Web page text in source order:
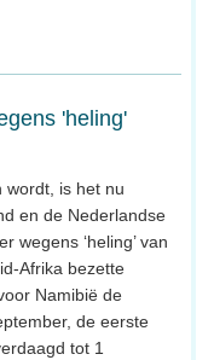
'heling'
wordt, is het nu
en de Nederlandse
wegens ‘heling’ van
Afrika bezette
Namibië de
de eerste
tot 1